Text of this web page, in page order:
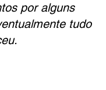
por alguns
tudo